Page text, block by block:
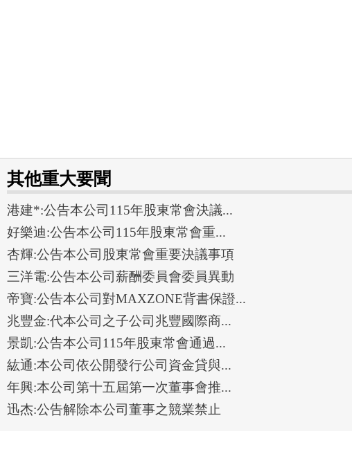
其他重大要聞
港建*:公告本公司115年股東常會決議...
好樂迪:公告本公司115年股東常會重...
杏輝:公告本公司股東常會重要決議事項
三洋電:公告本公司薪酬委員會委員異動
帝寶:公告本公司對MAXZONE背書保證...
兆豐金:代本公司之子公司兆豐國際商...
景凱:公告本公司115年股東常會通過...
紘通:本公司依公開發行公司資金貸與...
年興:本公司第十五屆第一次董事會推...
迅杰:公告解除本公司董事之競業禁止